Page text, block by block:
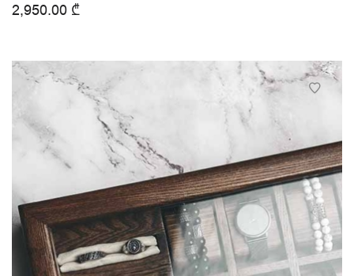
2,950.00 ₾